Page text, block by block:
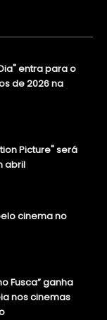
entra para o
de 2026 na
Picture" será
abril
cinema no
Fusca” ganha
nos cinemas